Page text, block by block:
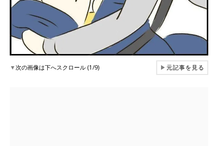
▼次の画像は下へスクロール (1/9) ▶元記事を見る